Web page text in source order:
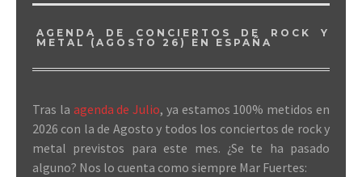
AGENDA DE CONCIERTOS DE ROCK Y
METAL (AGOSTO 26) EN ESPAÑA
Tras la agenda de Julio, ya estamos 100% metidos en
2026 con la de Agosto y todos los conciertos de rock y
metal previstos para este mes. ¿Se te ha pasado
alguno? Nos lo cuenta como siempre Mar Fuertes: